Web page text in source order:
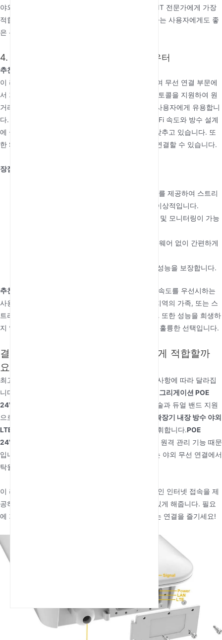
야외 네트워크를 원격으로 관리해야 하는 기업이나 IT 전문가에게 가장
적합합니다. 또한 지역 간 네트워크 호환성을 중시하는 사용자에게도 좋
은 선택입니다.
4. TR069 방수 300Mbps 야외 SIM 라우터
추천 이유: 300Mbps의 빠른 Wi-Fi 속도
이 라우터는 최대 300Mbps의 Wi-Fi 속도를 제공하여 무선 연결 부문에
서 가장 빠른 제품 중 하나입니다. 또한 TR069 프로토콜을 지원하여 원
거리에서 라우터를 모니터링하거나 구성해야 하는 사용자에게 유용합니
다. LTE 카테고리는 명시되어 있지 않지만, 빠른 Wi-Fi 속도와 방수 설계
에 중점을 둔 점에서 야외 사용에 강력한 경쟁력을 갖추고 있습니다. 또
한 SIM 카드 슬롯이 내장되어 있어 간편하게 4G에 연결할 수 있습니다.
장점:
최대 300Mbps의 Wi-Fi 속도를 제공하여 스트리
밍이나 게임과 같은 고사양 애플리케이션에 이상적입니다.
TR069 지원으로 간편한 원격 구성 및 모니터링이 가능
SIM 카드 슬롯으로 추가 하드웨어 없이 간편하게
방수 설계로 야외 환경에서 안정적인 성능을 보장합니다.
추천 대상:
는 야외 활동에서 Wi-Fi 속도를 우선시하는
사용자에게 적합합니다. 야외 이벤트 플래너, 농촌 지역의 가족, 또는 스
트리밍과 게임을 즐기는 RV 캠퍼에게 이상적입니다. 또한 성능을 희생하
지 않으면서 원격 관리 기능이 필요한 사용자에게도 훌륭한 선택입니다.
결론: 어떤
가 당신에게 적합할까
요?
최고의 야외 4G 라우터를 선택하는 것은 특정 요구 사항에 따라 달라집
니다. 속도와 설치 용이성을 우선시한다면,
캐리어 어그리게이션 POE
24V/1A Cat 6 방수 아웃도어 4G 라우터
가 Cat 6 기술과 듀얼 밴드 지원
으로 최선의 선택입니다.
Cat 4 POE 24V/1A Wi-Fi 확장기 내장 방수 야외
LTE 라우터
는 범위 확장 기능에서 탁월한 성능을 발휘합니다.POE
24V/0.5A TR069 Cat 4 방수 야외 4G LTE 라우터
의 원격 관리 기능 때문
입니다.
는 야외 무선 연결에서
탁월한 성능을 제공합니다.
이 라우터들은 모두 열악한 야외 환경에서도 안정적인 인터넷 접속을 제
공하도록 설계되어, 어디에 있든 연결을 유지할 수 있게 해줍니다. 필요
에 가장 잘 맞는 제품을 선택하고 야외에서 끊김 없는 연결을 즐기세요!